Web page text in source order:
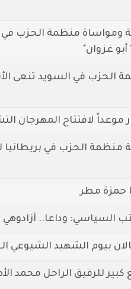
ومواساة منظمة الحزب في
غزوان"
الحزب في السويد تنعى
منظمة الحزب في
حمزة مطر
السياسي: وداعا..
بيوم الشهيد الشيوعي
كبير للرفيق الراحل محمد